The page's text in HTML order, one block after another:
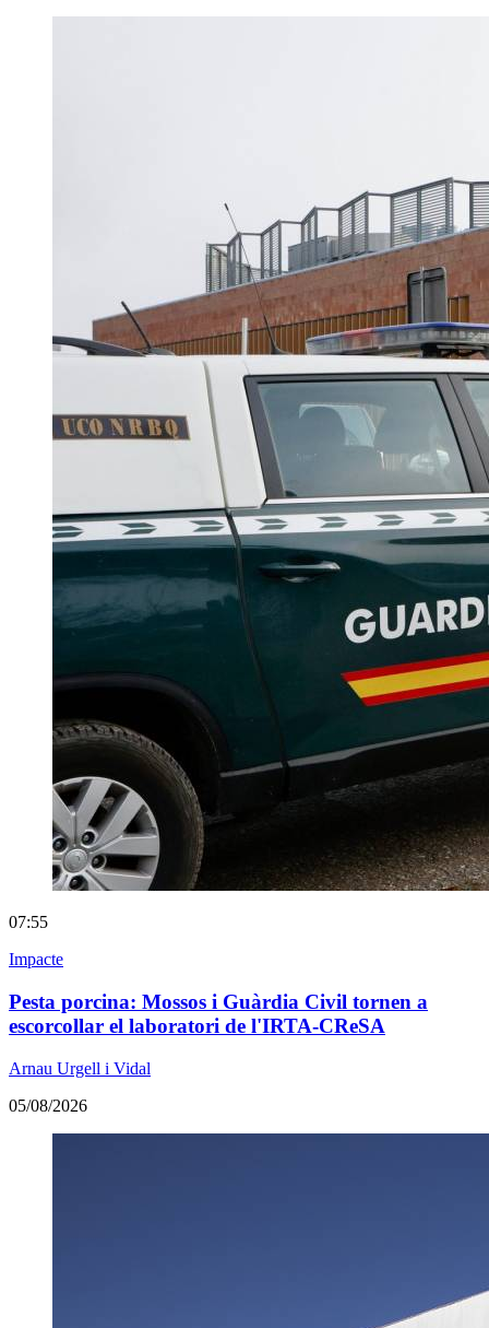
07:55
Impacte
Pesta porcina: Mossos i Guàrdia Civil tornen a
escorcollar el laboratori de l'IRTA-CReSA
Arnau Urgell i Vidal
05/08/2026